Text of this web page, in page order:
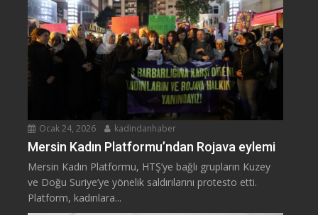
Ocak 24, 2026 kadindanhaber
Mersin Kadın Platformu’ndan Rojava eylemi
Mersin Kadın Platformu, HTŞ’ye bağlı grupların Kuzey
ve Doğu Suriye’ye yönelik saldırılarını protesto etti.
Platform, kadınlara...